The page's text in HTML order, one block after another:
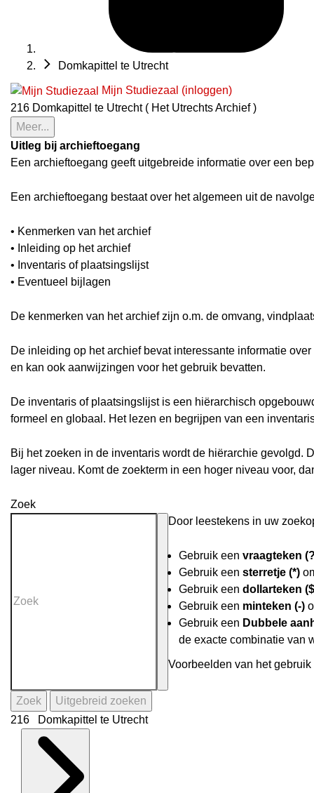
Domkapittel te Utrecht
Mijn Studiezaal (inloggen)
216 Domkapittel te Utrecht ( Het Utrechts Archief )
Meer...
Uitleg bij archieftoegang
Een archieftoegang geeft uitgebreide informatie over een
Een archieftoegang bestaat over het algemeen uit de
• Kenmerken van het archief
• Inleiding op het archief
• Inventaris of plaatsingslijst
• Eventueel bijlagen
De kenmerken van het archief zijn o.m. de omvang,
De inleiding op het archief bevat interessante informatie
en kan ook aanwijzingen voor het gebruik bevatten.
De inventaris of plaatsingslijst is een hiërarchisch
formeel en globaal. Het lezen en begrijpen van een
Bij het zoeken in de inventaris wordt de hiërarchie gevolgd.
lager niveau. Komt de zoekterm in een hoger niveau voor,
Zoek
Door leestekens in uw
Gebruik een vraagteken
Gebruik een sterretje (*)
Gebruik een dollarteken
Gebruik een minteken (-)
Gebruik een Dubbele
de exacte combinatie van
Voorbeelden van het
Zoek
Uitgebreid zoeken
216 Domkapittel te Utrecht